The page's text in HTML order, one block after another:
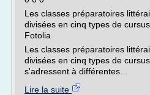
Les classes préparatoires
divisées en cinq types de
Fotolia
Les classes préparatoires
divisées en cinq types de
s'adressent à différentes...
Lire la suite